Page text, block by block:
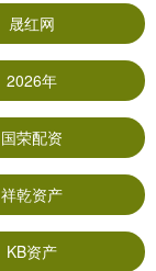
晟红网
2026年
国荣配资
祥乾资产
KB资产